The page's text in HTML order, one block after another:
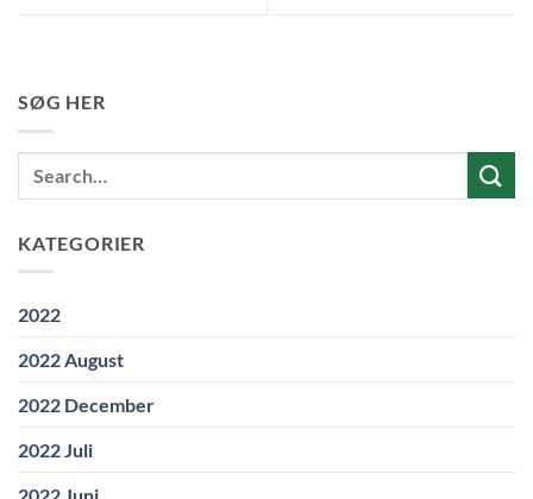
SØG HER
KATEGORIER
2022
2022 August
2022 December
2022 Juli